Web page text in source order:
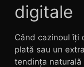
digitale
Când cazinoul îți
plată sau un
tendința